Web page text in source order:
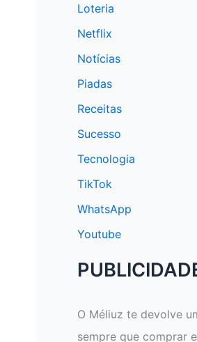
Loteria
Netflix
Notícias
Piadas
Receitas
Sucesso
Tecnologia
TikTok
WhatsApp
Youtube
O Méliuz te devolve
sempre que comprar